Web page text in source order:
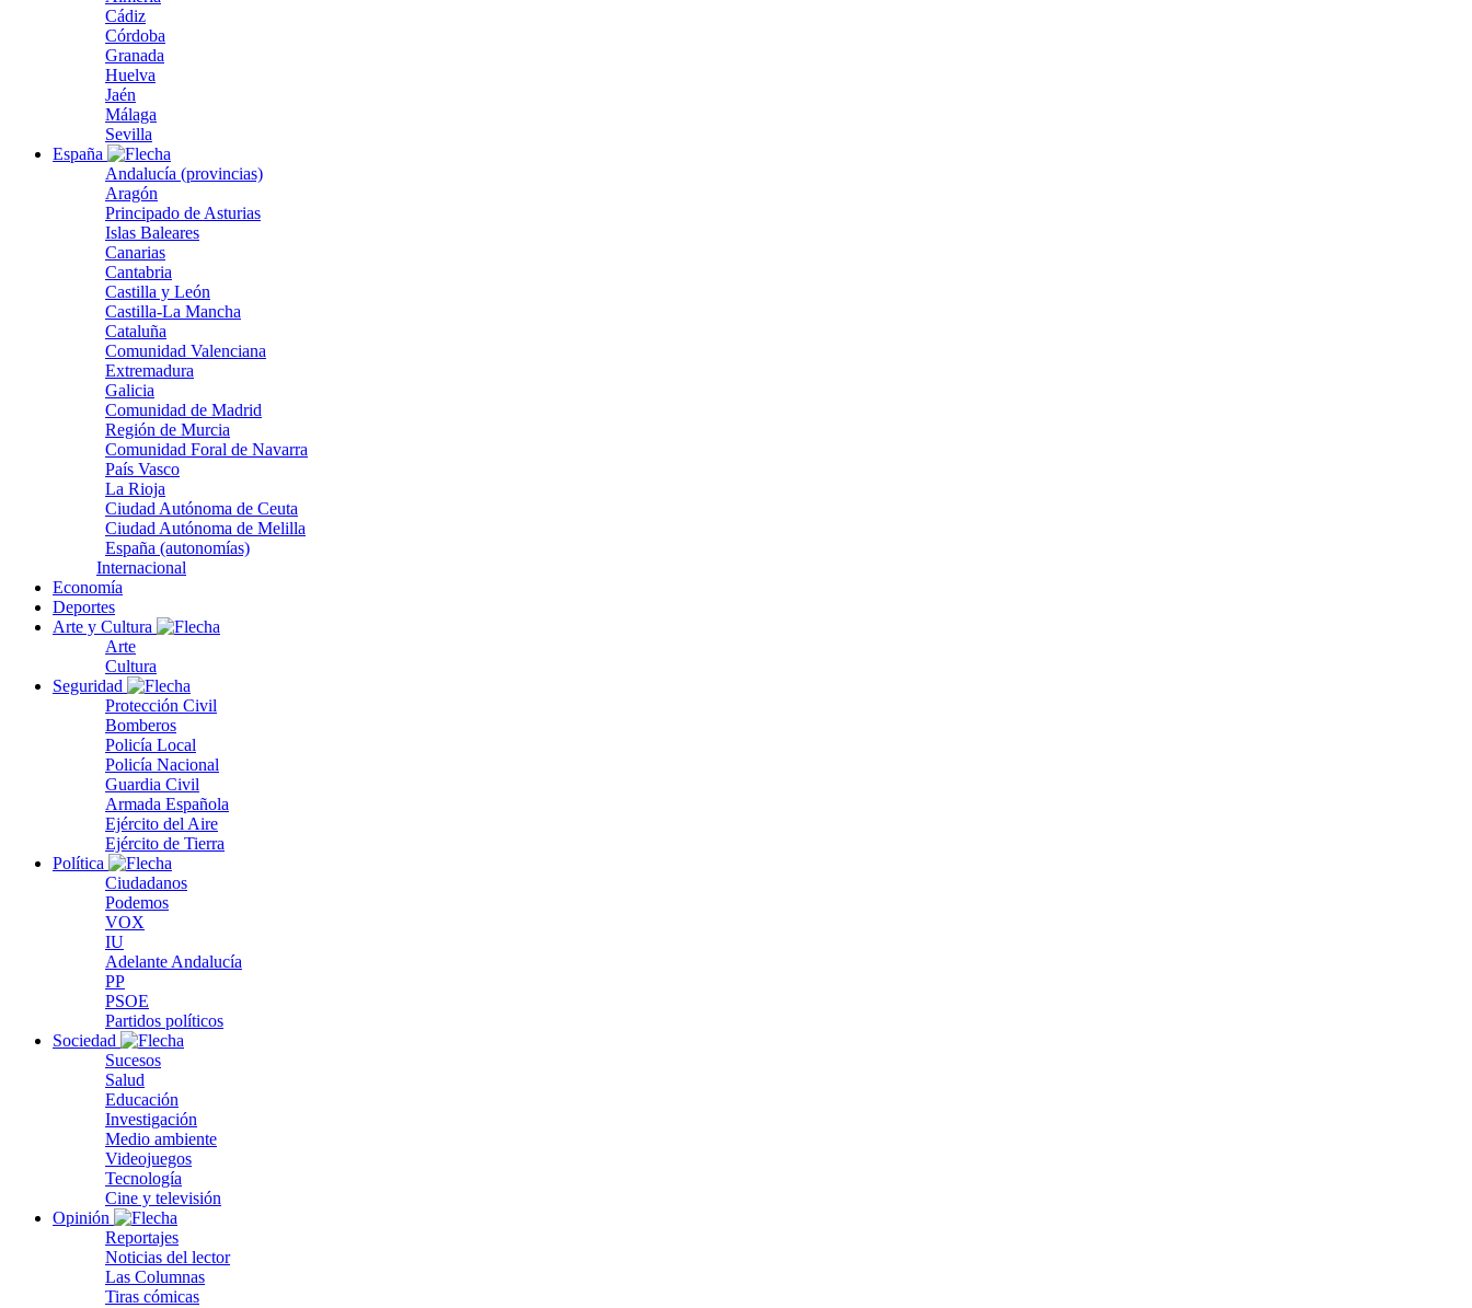
Cádiz
Córdoba
Granada
Huelva
Jaén
Málaga
Sevilla
España
Andalucía (provincias)
Aragón
Principado de Asturias
Islas Baleares
Canarias
Cantabria
Castilla y León
Castilla-La Mancha
Cataluña
Comunidad Valenciana
Extremadura
Galicia
Comunidad de Madrid
Región de Murcia
Comunidad Foral de Navarra
País Vasco
La Rioja
Ciudad Autónoma de Ceuta
Ciudad Autónoma de Melilla
España (autonomías)
Internacional
Economía
Deportes
Arte y Cultura
Arte
Cultura
Seguridad
Protección Civil
Bomberos
Policía Local
Policía Nacional
Guardia Civil
Armada Española
Ejército del Aire
Ejército de Tierra
Política
Ciudadanos
Podemos
VOX
IU
Adelante Andalucía
PP
PSOE
Partidos políticos
Sociedad
Sucesos
Salud
Educación
Investigación
Medio ambiente
Videojuegos
Tecnología
Cine y televisión
Opinión
Reportajes
Noticias del lector
Las Columnas
Tiras cómicas